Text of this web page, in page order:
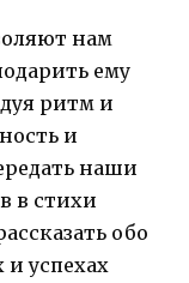
нам
ему
ритм и
и
наши
в стихи
обо
и успехах